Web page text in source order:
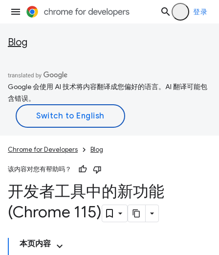
登录
Blog
Google 会使用 AI 技术将内容翻译成您偏好的语言。AI 翻译可能包
含错误。
Chrome for Developers Blog
该内容对您有帮助吗？
开发者工具中的新功能
(Chrome 115)
本页内容